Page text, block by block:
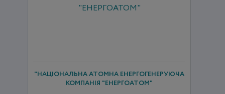
"НАЦІОНАЛЬНА АТОМНА ЕНЕРГОГЕНЕРУЮЧА
КОМПАНІЯ "ЕНЕРГОАТОМ"